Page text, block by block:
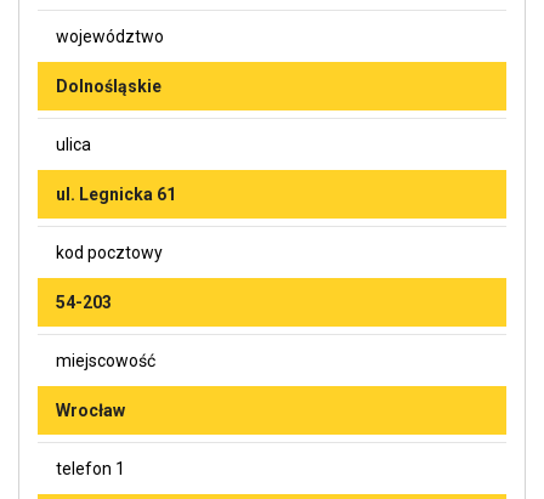
województwo
Dolnośląskie
ulica
ul. Legnicka 61
kod pocztowy
54-203
miejscowość
Wrocław
telefon 1